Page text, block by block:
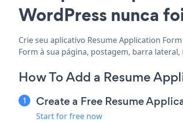
WordPress nunca
Crie seu aplicativo Resume Application
Form à sua página, postagem, barra
How To Add a Resume
Create a Free Resume
Start for free now